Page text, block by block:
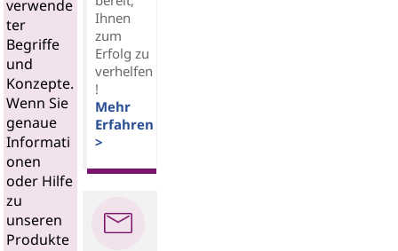
verwende
ter
Begriffe
und
Konzepte.
Wenn Sie
genaue
Informati
onen
oder Hilfe
zu
unseren
Produkte
Ihnen
zum
Erfolg zu
verhelfen
!
Mehr
Erfahren
>